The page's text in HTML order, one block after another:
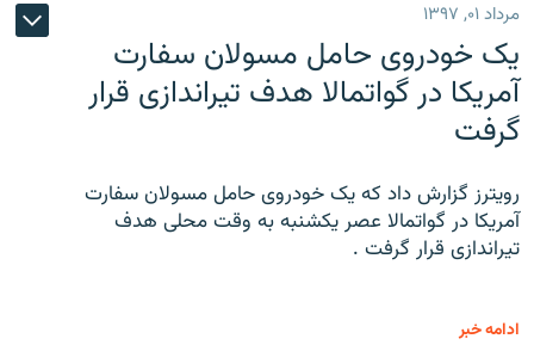
مرداد ۰۱, ۱۳۹۷
یک خودروی حامل مسولان سفارت
آمریکا در گواتمالا هدف تیراندازی قرار
گرفت
رویترز گزارش داد که یک خودروی حامل مسولان سفارت
آمریکا در گواتمالا عصر یکشنبه به وقت محلی هدف
تیراندازی قرار گرفت .
ادامه خبر